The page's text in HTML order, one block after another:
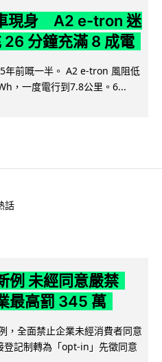
現身 A2 e-tron 迷
分鐘充滿 8 成電
年前嘅一半。 A2 e-tron 風阻低
，一度電行到7.8公里。6...
話
例 未經同意嚴禁
最高罰 345 萬
，全面禁止企業未經消費者同意
記制轉為「opt-in」先徵同意